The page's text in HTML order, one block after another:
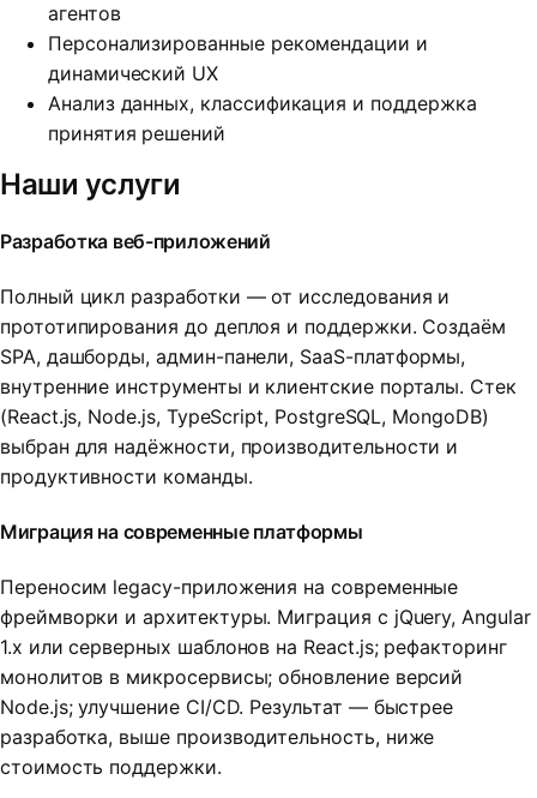
агентов
Персонализированные рекомендации и
динамический UX
Анализ данных, классификация и поддержка
принятия решений
Наши услуги
Разработка веб-приложений
Полный цикл разработки — от исследования и
прототипирования до деплоя и поддержки. Создаём
SPA, дашборды, админ-панели, SaaS-платформы,
внутренние инструменты и клиентские порталы. Стек
(React.js, Node.js, TypeScript, PostgreSQL, MongoDB)
выбран для надёжности, производительности и
продуктивности команды.
Миграция на современные платформы
Переносим legacy-приложения на современные
фреймворки и архитектуры. Миграция с jQuery, Angular
1.x или серверных шаблонов на React.js; рефакторинг
монолитов в микросервисы; обновление версий
Node.js; улучшение CI/CD. Результат — быстрее
разработка, выше производительность, ниже
стоимость поддержки.